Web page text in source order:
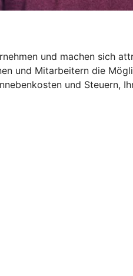
und machen sich
und Mitarbeitern die
und Steuern,